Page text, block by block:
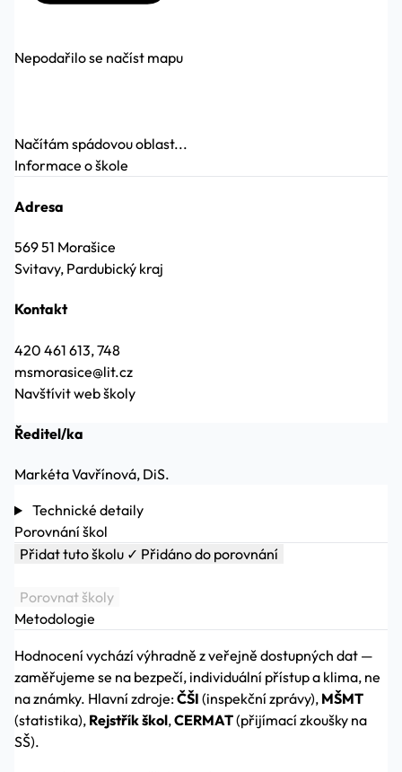
Nepodařilo se načíst mapu
Načítám spádovou oblast...
Informace o škole
Adresa
569 51 Morašice
Svitavy, Pardubický kraj
Kontakt
420 461 613, 748
msmorasice@lit.cz
Navštívit web školy
Ředitel/ka
Markéta Vavřínová, DiS.
Technické detaily
Porovnání škol
Přidat tuto školu ✓ Přidáno do porovnání
Porovnat školy
Metodologie
Hodnocení vychází výhradně z veřejně dostupných dat —
zaměřujeme se na bezpečí, individuální přístup a klima, ne
na známky. Hlavní zdroje:ČŠI (inspekční zprávy), MŠMT
(statistika), Rejstřík škol,CERMAT(přijímací zkoušky na
SŠ).